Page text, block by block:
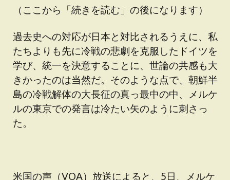
（ここから「続きを読む」の後になります）
過去史への対応が日本と対比されるうえに、私
たちよりも先に冷戦の悲劇を克服したドイツを
学び、統一を決意することに、世論の共感も大
きかったのは当然だ。そのような点で、朝鮮半
島の冷戦解体の大長征の真っ最中の中、メルケ
ルの東京での発言は冷たい矢のように刺さっ
た。
米国の声（VOA）放送によると、5日、メルケ